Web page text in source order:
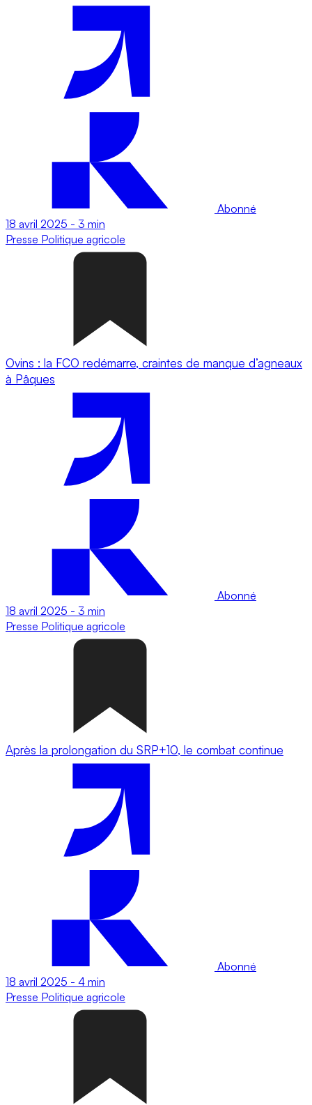
Abonné
18 avril 2025 - 3 min
Presse Politique agricole
Ovins : la FCO redémarre, craintes de manque d’agneaux
à Pâques
Abonné
18 avril 2025 - 3 min
Presse Politique agricole
Après la prolongation du SRP+10, le combat continue
Abonné
18 avril 2025 - 4 min
Presse Politique agricole